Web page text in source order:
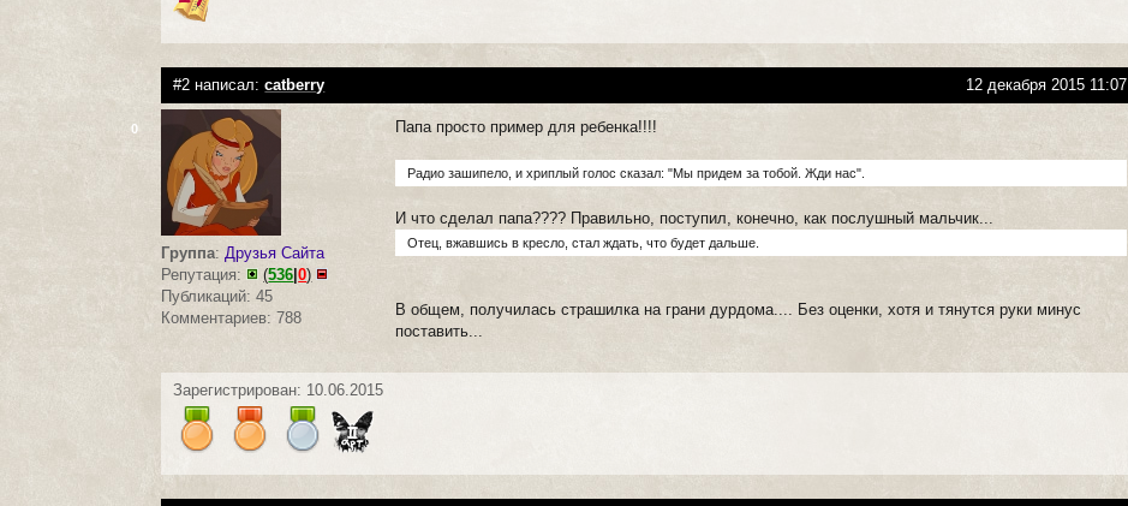
#2 написал:catberry 12 декабря 2015 11:07
0
Группа: Друзья Сайта
Репутация:
(536|0)
Публикаций: 45
Комментариев: 788
Папа просто пример для ребенка!!!!
Радио зашипело, и хриплый голос сказал: "Мы придем за тобой. Жди нас".
И что сделал папа???? Правильно, поступил, конечно, как послушный мальчик...
Отец, вжавшись в кресло, стал ждать, что будет дальше.
В общем, получилась страшилка на грани дурдома.... Без оценки, хотя и тянутся руки минус
поставить...
Зарегистрирован: 10.06.2015